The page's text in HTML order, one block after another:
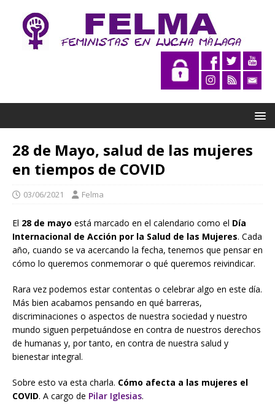
28 de Mayo, salud de las mujeres
en tiempos de COVID
03/06/2021 Felma
El 28 de mayo está marcado en el calendario como el Día
Internacional de Acción por la Salud de las Mujeres. Cada
año, cuando se va acercando la fecha, tenemos que pensar en
cómo lo queremos conmemorar o qué queremos reivindicar.
Rara vez podemos estar contentas o celebrar algo en este día.
Más bien acabamos pensando en qué barreras,
discriminaciones o aspectos de nuestra sociedad y nuestro
mundo siguen perpetuándose en contra de nuestros derechos
de humanas y, por tanto, en contra de nuestra salud y
bienestar integral.
Sobre esto va esta charla. Cómo afecta a las mujeres el
COVID. A cargo de Pilar Iglesias.